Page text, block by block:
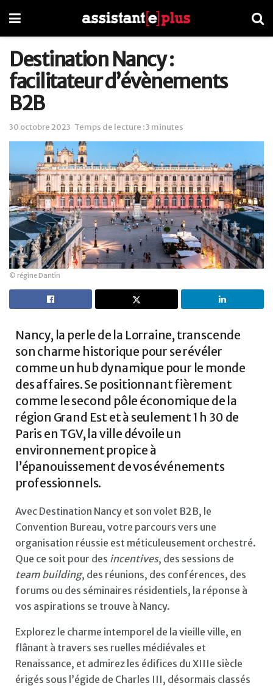
Destination Nancy :
facilitateur d’évènements
B2B
30 octobre 2023 Temps de lecture : 3 minutes
© régine Dantin
Nancy, la perle de la Lorraine, transcende
son charme historique pour se révéler
comme un hub dynamique pour le monde
des affaires. Se positionnant fièrement
comme le second pôle économique de la
région Grand Est et à seulement 1 h 30 de
Paris en TGV, la ville dévoile un
environnement propice à
l’épanouissement de vos événements
professionnels.
Avec Destination Nancy et son volet B2B, le
Convention Bureau, votre parcours vers une
organisation réussie est méticuleusement orchestré.
Que ce soit pour des incentives, des sessions de
team building, des réunions, des conférences, des
forums ou des séminaires résidentiels, la réponse à
vos aspirations se trouve à Nancy.
Explorez le charme intemporel de la vieille ville, en
flânant à travers ses ruelles médiévales et
Renaissance, et admirez les édifices du XIIIe siècle
érigés sous l’égide de Charles III, désormais classés